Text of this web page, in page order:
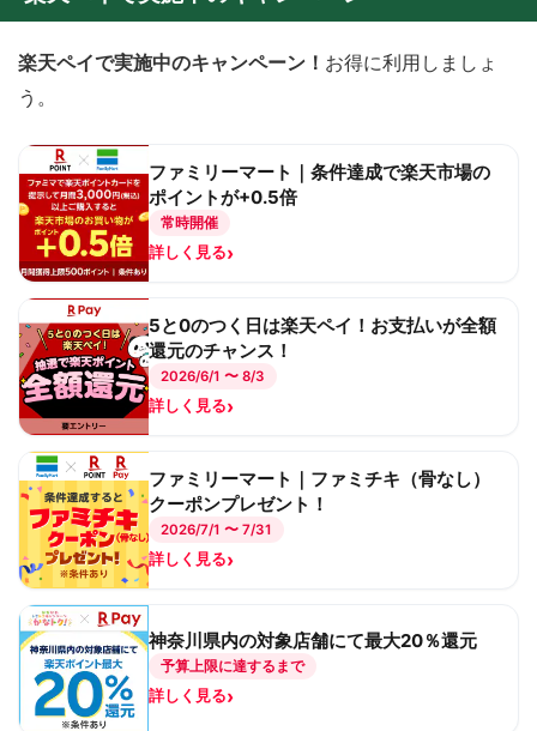
楽天ペイで実施中のキャンペーン！ お得に利用しましょ
う。
ファミリーマート｜条件達成で楽天市場の
ポイントが+0.5倍
常時開催
詳しく見る›
5と0のつく日は楽天ペイ！お支払いが全額
還元のチャンス！
2026/6/1 〜 8/3
詳しく見る›
ファミリーマート｜ファミチキ（骨なし）
クーポンプレゼント！
2026/7/1 〜 7/31
詳しく見る›
神奈川県内の対象店舗にて最大20％還元
予算上限に達するまで
詳しく見る›